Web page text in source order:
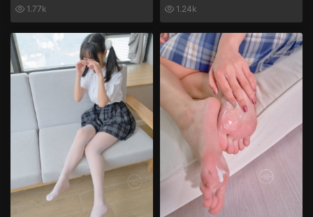
1.77k 1.24k